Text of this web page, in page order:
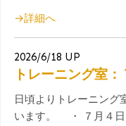
→詳細へ
2026/6/18 UP
トレーニング室
日頃よりトレーニング
います。 ・ ７月４